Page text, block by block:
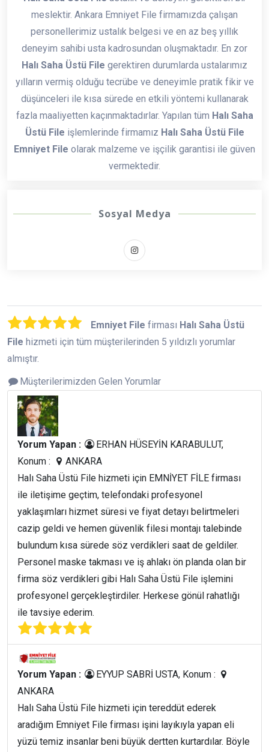
meslektir. Ankara Emniyet File firmamızda çalışan
personellerimiz ustalık belgesi ve en az beş yıllık
deneyim sahibi usta kadrosundan oluşmaktadır. En zor
Halı Saha Üstü File gerektiren durumlarda ustalarımız
yılların vermiş olduğu tecrübe ve deneyimle pratik fikir ve
düşünceleri ile kısa sürede en etkili yöntemi kullanarak
fazla maaliyetten kaçınmaktadırlar. Yapılan tüm Halı Saha
Üstü File işlemlerinde firmamız Halı Saha Üstü File
Emniyet File olarak malzeme ve işçilik garantisi ile güven
vermektedir.
Sosyal Medya
Emniyet File firması Halı Saha Üstü
File hizmeti için tüm müşterilerinden 5 yıldızlı yorumlar
almıştır.
Müşterilerimizden Gelen Yorumlar
Yorum Yapan :
ERHAN HÜSEYİN KARABULUT,
Konum :
ANKARA
Halı Saha Üstü File hizmeti için EMNİYET FİLE firması
ile iletişime geçtim, telefondaki profesyonel
yaklaşımları hizmet süresi ve fiyat detayı belirtmeleri
cazip geldi ve hemen güvenlik filesi montajı talebinde
bulundum kısa sürede söz verdikleri saat de geldiler.
Personel maske takması ve iş ahlakı ön planda olan bir
firma söz verdikleri gibi Halı Saha Üstü File işlemini
profesyonel gerçekleştirdiler. Herkese gönül rahatlığı
ile tavsiye ederim.
Yorum Yapan :
EYYUP SABRİ USTA, Konum :
ANKARA
Halı Saha Üstü File hizmeti için tereddüt ederek
aradığım Emniyet File firması işini layıkıyla yapan eli
yüzü temiz insanlar beni büyük dertten kurtardılar. Böyle